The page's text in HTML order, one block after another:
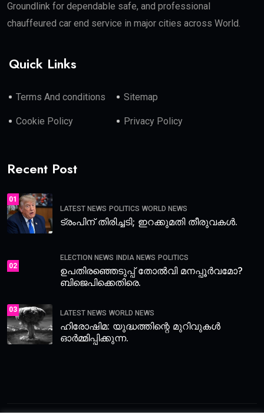
Groundlink for dependable safe, and professional
chauffeured car end service in major cities across World.
Quick Links
Terms And conditions Sitemap
Cookie Policy Privacy Policy
Recent Post
01
LATEST NEWS POLITICS WORLD NEWS
ട്രംപിന് തിരിച്ചടി; ഇറക്കുമതി തീരുവകൾ.
02
ELECTION NEWS INDIA NEWS POLITICS
ഉപതിരഞ്ഞെടുപ്പ് തോൽവി മനപ്പൂർവമോ?
ബിജെപിക്കെതിരെ.
03 LATEST NEWS WORLD NEWS
ഹിരോഷിമ: യുദ്ധത്തിന്റെ മുറിവുകൾ
ഓർമ്മിപ്പിക്കുന്ന.